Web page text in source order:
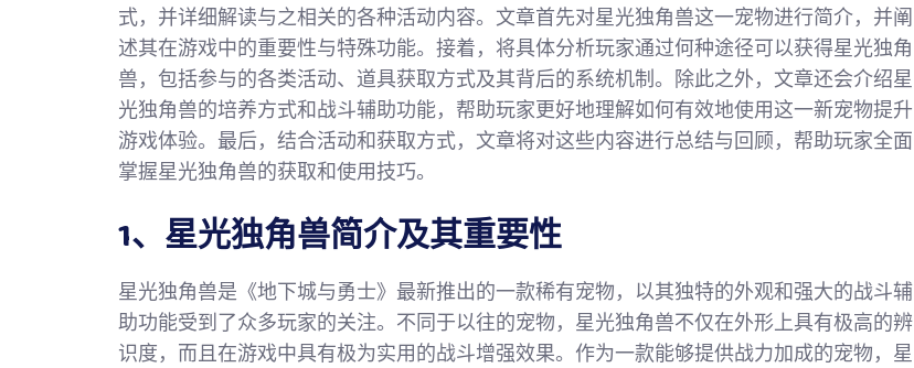
式，并详细解读与之相关的各种活动内容。文章首先对星光独角兽这一宠物进行简介，并阐
述其在游戏中的重要性与特殊功能。接着，将具体分析玩家通过何种途径可以获得星光独角
兽，包括参与的各类活动、道具获取方式及其背后的系统机制。除此之外，文章还会介绍星
光独角兽的培养方式和战斗辅助功能，帮助玩家更好地理解如何有效地使用这一新宠物提升
游戏体验。最后，结合活动和获取方式，文章将对这些内容进行总结与回顾，帮助玩家全面
掌握星光独角兽的获取和使用技巧。
1、星光独角兽简介及其重要性
星光独角兽是《地下城与勇士》最新推出的一款稀有宠物，以其独特的外观和强大的战斗辅
助功能受到了众多玩家的关注。不同于以往的宠物，星光独角兽不仅在外形上具有极高的辨
识度，而且在游戏中具有极为实用的战斗增强效果。作为一款能够提供战力加成的宠物，星